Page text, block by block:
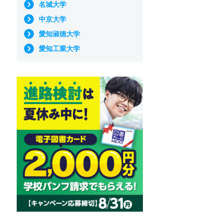
名城大学
中京大学
愛知淑徳大学
愛知工業大学